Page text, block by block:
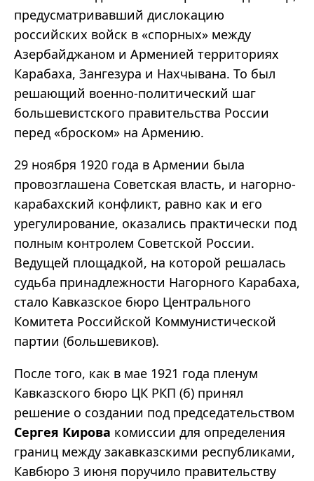
предусматривавший дислокацию
российских войск в «спорных» между
Азербайджаном и Арменией территориях
Карабаха, Зангезура и Нахчывана. То был
решающий военно-политический шаг
большевистского правительства России
перед «броском» на Армению.
29 ноября 1920 года в Армении была
провозглашена Советская власть, и нагорно-
карабахский конфликт, равно как и его
урегулирование, оказались практически под
полным контролем Советской России.
Ведущей площадкой, на которой решалась
судьба принадлежности Нагорного Карабаха,
стало Кавказское бюро Центрального
Комитета Российской Коммунистической
партии (большевиков).
После того, как в мае 1921 года пленум
Кавказского бюро ЦК РКП (б) принял
решение о создании под председательством
Сергея Кирова комиссии для определения
границ между закавказскими республиками,
Кавбюро 3 июня поручило правительству